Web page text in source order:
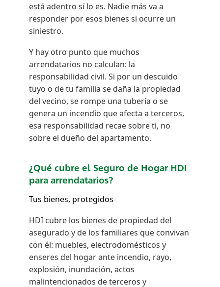
está adentro sí lo es. Nadie más va a
responder por esos bienes si ocurre un
siniestro.
Y hay otro punto que muchos
arrendatarios no calculan: la
responsabilidad civil. Si por un descuido
tuyo o de tu familia se daña la propiedad
del vecino, se rompe una tubería o se
genera un incendio que afecta a terceros,
esa responsabilidad recae sobre ti, no
sobre el dueño del apartamento.
¿Qué cubre el Seguro de Hogar HDI
para arrendatarios?
Tus bienes, protegidos
HDI cubre los bienes de propiedad del
asegurado y de los familiares que convivan
con él: muebles, electrodomésticos y
enseres del hogar ante incendio, rayo,
explosión, inundación, actos
malintencionados de terceros y